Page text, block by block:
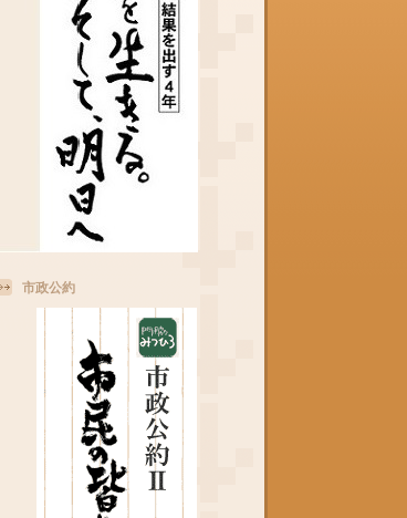
市政公約